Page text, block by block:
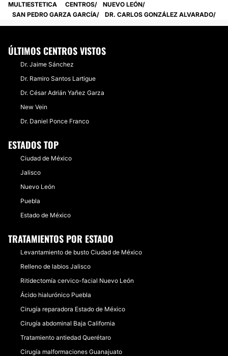
MULTIESTETICA CENTROS
NUEVO LEÓN
SAN PEDRO GARZA GARCÍA
DR. CARLOS GONZÁLEZ ALVARADO
ÚLTIMOS CENTROS VISTOS
Dr. Jaime Sánchez
Dr. Ramiro Santos Lartigue
Dr. César Adrián Yañez Garza
New Vein
Dr. Daniel Ponce Franco
ESTADOS TOP
Ciudad de México
Jalisco
Nuevo León
Puebla
Estado de México
TRATAMIENTOS POR ESTADO
Levantamiento de busto Ciudad de México
Relleno de labios Jalisco
Ritidectomía cervico-facial Nuevo León
Ácido hialurónico Puebla
Cirugía reparadora Estado de México
Cirugía abdominal Baja California
Tratamiento antiedad Querétaro
Cirugía malformaciones Guanajuato